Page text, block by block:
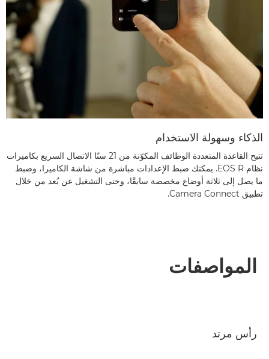
الذكاء وسهولة الاستخدام
تتيح القاعدة المتعددة الوظائف المكوّنة من 21 سنًا الاتصال السريع بكاميرات
نظام EOS R. يمكنك ضبط الإعدادات مباشرة من شاشة الكاميرا، وضبط
ما يصل إلى ثلاثة أوضاع مخصصة سابقًا، وحتى التشغيل عن بُعد من خلال
تطبيق Camera Connect.
المواصفات
رأس مرتد